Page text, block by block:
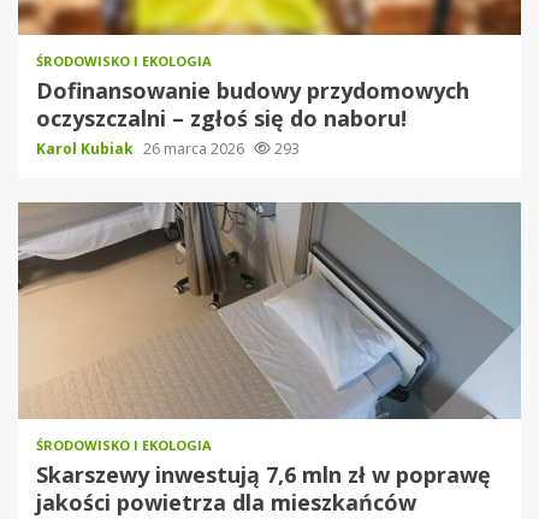
ŚRODOWISKO I EKOLOGIA
Dofinansowanie budowy przydomowych
oczyszczalni – zgłoś się do naboru!
Karol Kubiak 26 marca 2026 293
ŚRODOWISKO I EKOLOGIA
Skarszewy inwestują 7,6 mln zł w poprawę
jakości powietrza dla mieszkańców